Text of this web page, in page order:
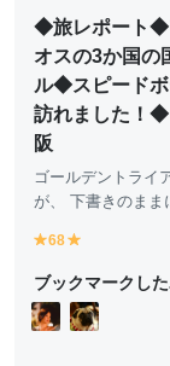
◆旅レポート◆
オスの3か国の
ル◆スピードボ
訪れました！◆
阪
ゴールデントライ
が、 下書きのま
y
ll
o
w
68
ll
o
w
ブックマークし